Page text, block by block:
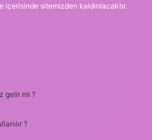
sitemizden kaldırılacaktır.
gelir mi ?
?